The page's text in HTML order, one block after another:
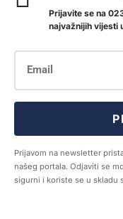
Prijavite se na
najvažnijih vijesti
Prijavom na newsletter
našeg portala. Odjaviti se
sigurni i koriste se u skladu